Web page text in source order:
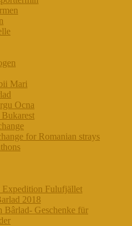
Mari
Ocna
Bukarest
for Romanian strays
Expedition Fulufjället
2018
Bârlad- Geschenke für